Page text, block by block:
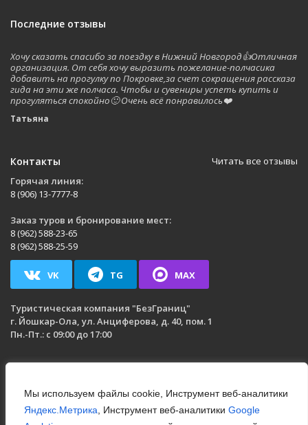
Мы используем файлы cookie, Инструмент веб-аналитики
Яндекс.Метрика , Инструмент веб-аналитики Google
Последние отзывы
Хочу сказать спасибо за поездку в Нижний Новгород👍Отличная
организация. От себя хочу выразить пожелание-полчасика
добавить на прогулку по Покровке,за счет сокращения рассказа
гида на эти же полчаса. Чтобы и сувениры успеть купить и
прогуляться спокойно🙂 Очень всё понравилось❤️
Татьяна
Читать все отзывы
Контакты
Горячая линия:
8 (906) 13-7777-8
Заказ туров и бронирование мест:
8 (962) 588-23-65
8 (962) 588-25-59
VK TG MAX
Туристическая компания "БезГраниц"
г. Йошкар-Ола, ул. Анциферова, д. 40, пом. 1
Пн.-Пт.: с 09:00 до 17:00